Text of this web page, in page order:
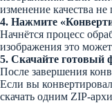
изменение качества не
4. Нажмите
Начнётся процесс
изображения это
5. Скачайте готовый
После завершения
Если вы
скачать одним ZIP-